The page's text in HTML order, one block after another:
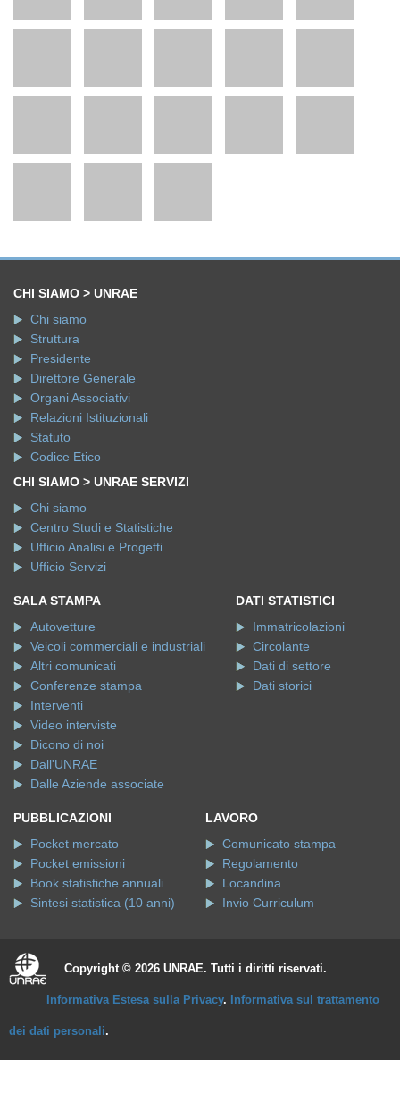
CHI SIAMO > UNRAE
Chi siamo
Struttura
Presidente
Direttore Generale
Organi Associativi
Relazioni Istituzionali
Statuto
Codice Etico
CHI SIAMO > UNRAE SERVIZI
Chi siamo
Centro Studi e Statistiche
Ufficio Analisi e Progetti
Ufficio Servizi
SALA STAMPA
Autovetture
Veicoli commerciali e industriali
Altri comunicati
Conferenze stampa
Interventi
Video interviste
Dicono di noi
Dall'UNRAE
Dalle Aziende associate
DATI STATISTICI
Immatricolazioni
Circolante
Dati di settore
Dati storici
PUBBLICAZIONI
Pocket mercato
Pocket emissioni
Book statistiche annuali
Sintesi statistica (10 anni)
LAVORO
Comunicato stampa
Regolamento
Locandina
Invio Curriculum
Copyright © 2026 UNRAE. Tutti i diritti riservati.
Informativa Estesa sulla Privacy. Informativa sul trattamento
dei dati personali.